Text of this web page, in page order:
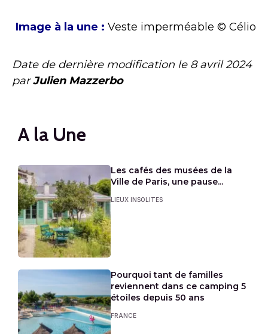
Image à la une : Veste imperméable © Célio
Date de dernière modification le 8 avril 2024
parJulien Mazzerbo
A la Une
Les cafés des musées de la
Ville de Paris, une pause...
LIEUX INSOLITES
Pourquoi tant de familles
reviennent dans ce camping 5
étoiles depuis 50 ans
FRANCE